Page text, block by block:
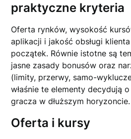
praktyczne kryteria
Oferta rynków, wysokość
aplikacji i jakość obsługi
początek. Równie istotne są
jasne zasady bonusów oraz
(limity, przerwy, samo-
właśnie te elementy decydują
gracza w dłuższym horyzoncie.
Oferta i kursy